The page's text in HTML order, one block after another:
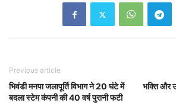
Previous article
भिवंडी मनपा जलापूर्ति विभाग ने 20 घंटे में
बदला स्टेम कंपनी की 40 वर्ष पुरानी फटी
भक्ति और